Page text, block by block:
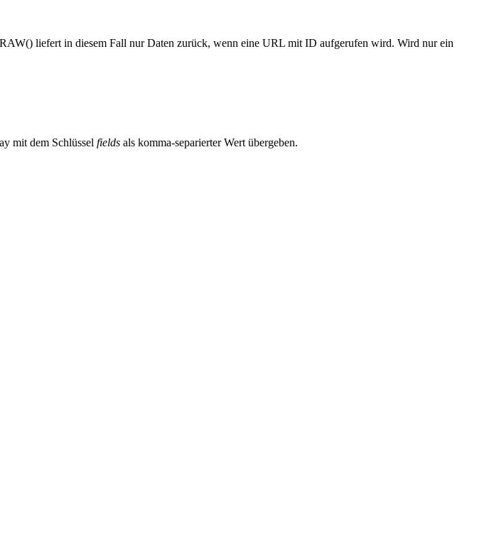
liefert in diesem Fall nur Daten zurück, wenn eine URL mit ID aufgerufen wird. Wird nur ein
mit dem Schlüssel fields als komma-separierter Wert übergeben.